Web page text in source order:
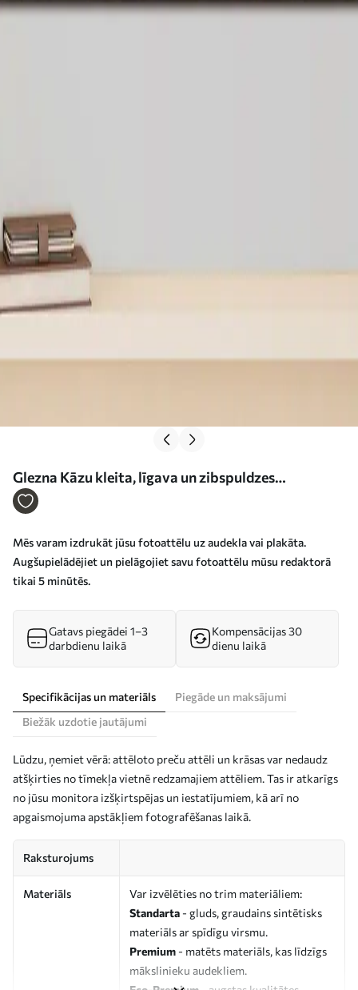
Glezna Kāzu kleita, līgava un zibspuldzes
fotogrāfija Nr s33336
Mēs varam izdrukāt jūsu fotoattēlu uz audekla vai plakāta.
Augšupielādējiet un pielāgojiet savu fotoattēlu mūsu redaktorā
tikai 5 minūtēs.
Gatavs piegādei 1–3
darbdienu laikā
Kompensācijas 30
dienu laikā
Specifikācijas un materiāls
Piegāde un maksājumi
Biežāk uzdotie jautājumi
Lūdzu, ņemiet vērā: attēloto preču attēli un krāsas var nedaudz
atšķirties no tīmekļa vietnē redzamajiem attēliem. Tas ir atkarīgs
no jūsu monitora izšķirtspējas un iestatījumiem, kā arī no
apgaismojuma apstākļiem fotografēšanas laikā.
Raksturojums
Materiāls
Var izvēlēties no trim materiāliem:
Standarta - gluds, graudains sintētisks
materiāls ar spīdīgu virsmu.
Premium - matēts materiāls, kas līdzīgs
mākslinieku audekliem.